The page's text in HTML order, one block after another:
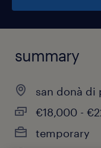
summary
san donà di
€18,000 -
temporary